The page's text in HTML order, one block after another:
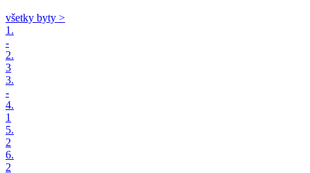
všetky byty >
1.
-
2.
3
3.
-
4.
1
5.
2
6.
2